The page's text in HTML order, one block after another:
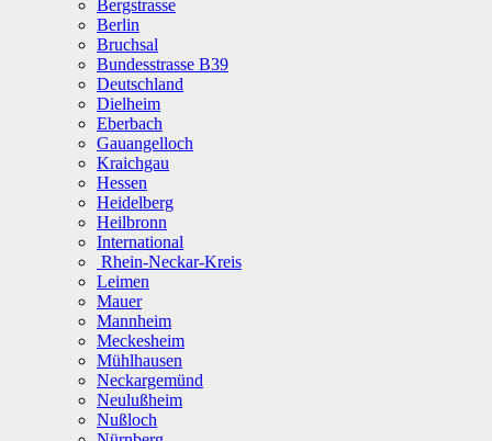
Bergstrasse
Berlin
Bruchsal
Bundesstrasse B39
Deutschland
Dielheim
Eberbach
Gauangelloch
Kraichgau
Hessen
Heidelberg
Heilbronn
International
Rhein-Neckar-Kreis
Leimen
Mauer
Mannheim
Meckesheim
Mühlhausen
Neckargemünd
Neulußheim
Nußloch